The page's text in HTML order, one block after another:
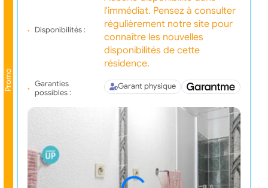
Promo
Disponibilités :
l'immédiat. Pensez à consulter
régulièrement notre site pour
connaître les nouvelles
disponibilités de cette
résidence.
Garanties
possibles :
Garant physique